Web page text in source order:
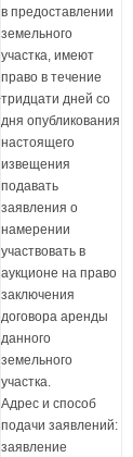
в предоставлении
земельного
участка, имеют
право в течение
тридцати дней со
дня опубликования
настоящего
извещения
подавать
заявления о
намерении
участвовать в
аукционе на право
заключения
договора аренды
данного
земельного
участка.
Адрес и способ
подачи заявлений:
заявление